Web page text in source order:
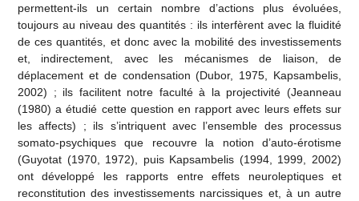
permettent-ils un certain nombre d’actions plus évoluées,
toujours au niveau des quantités : ils interfèrent avec la fluidité
de ces quantités, et donc avec la mobilité des investissements
et, indirectement, avec les mécanismes de liaison, de
déplacement et de condensation (Dubor, 1975, Kapsambelis,
2002) ; ils facilitent notre faculté à la projectivité (Jeanneau
(1980) a étudié cette question en rapport avec leurs effets sur
les affects) ; ils s’intriquent avec l’ensemble des processus
somato-psychiques que recouvre la notion d’auto-érotisme
(Guyotat (1970, 1972), puis Kapsambelis (1994, 1999, 2002)
ont développé les rapports entre effets neuroleptiques et
reconstitution des investissements narcissiques et, à un autre